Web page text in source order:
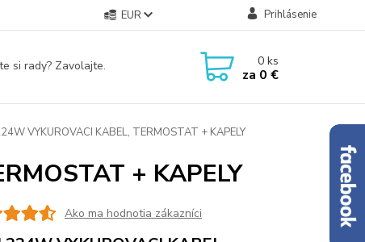
EUR Prihlásenie
si rady? Zavolajte. 0ks
za 0 €
VYKUROVACI KABEL, TERMOSTAT + KAPELY
+ KAPELY
Ako ma hodnotia zákazníci